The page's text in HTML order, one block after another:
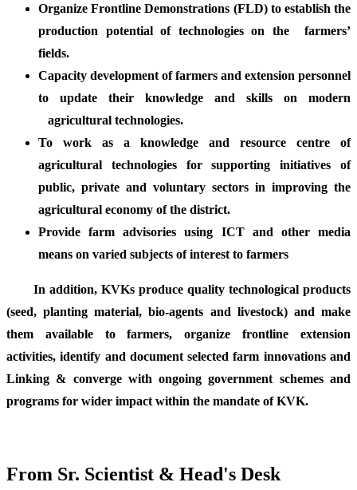
Organize Frontline Demonstrations (FLD) to establish the
production potential of technologies on the farmers’
fields.
Capacity development of farmers and extension personnel
to update their knowledge and skills on modern
agricultural technologies.
To work as a knowledge and resource centre of
agricultural technologies for supporting initiatives of
public, private and voluntary sectors in improving the
agricultural economy of the district.
Provide farm advisories using ICT and other media
means on varied subjects of interest to farmers
In addition, KVKs produce quality technological products
(seed, planting material, bio-agents and livestock) and make
them available to farmers, organize frontline extension
activities, identify and document selected farm innovations and
Linking & converge with ongoing government schemes and
programs for wider impact within the mandate of KVK.
From Sr. Scientist & Head's Desk